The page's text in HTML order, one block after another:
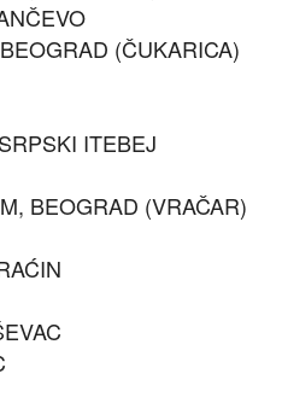
(ČUKARICA)
ITEBEJ
BEOGRAD (VRAČAR)